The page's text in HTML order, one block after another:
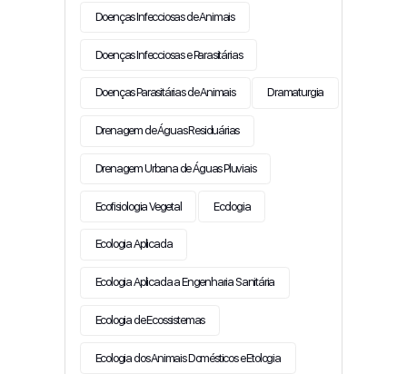
Doenças Infecciosas de Animais
Doenças Infecciosas e Parasitárias
Doenças Parasitárias de Animais Dramaturgia
Drenagem de Águas Residuárias
Drenagem Urbana de Águas Pluviais
Ecofisiologia Vegetal Ecologia
Ecologia Aplicada
Ecologia Aplicada a Engenharia Sanitária
Ecologia de Ecossistemas
Ecologia dos Animais Domésticos e Etologia